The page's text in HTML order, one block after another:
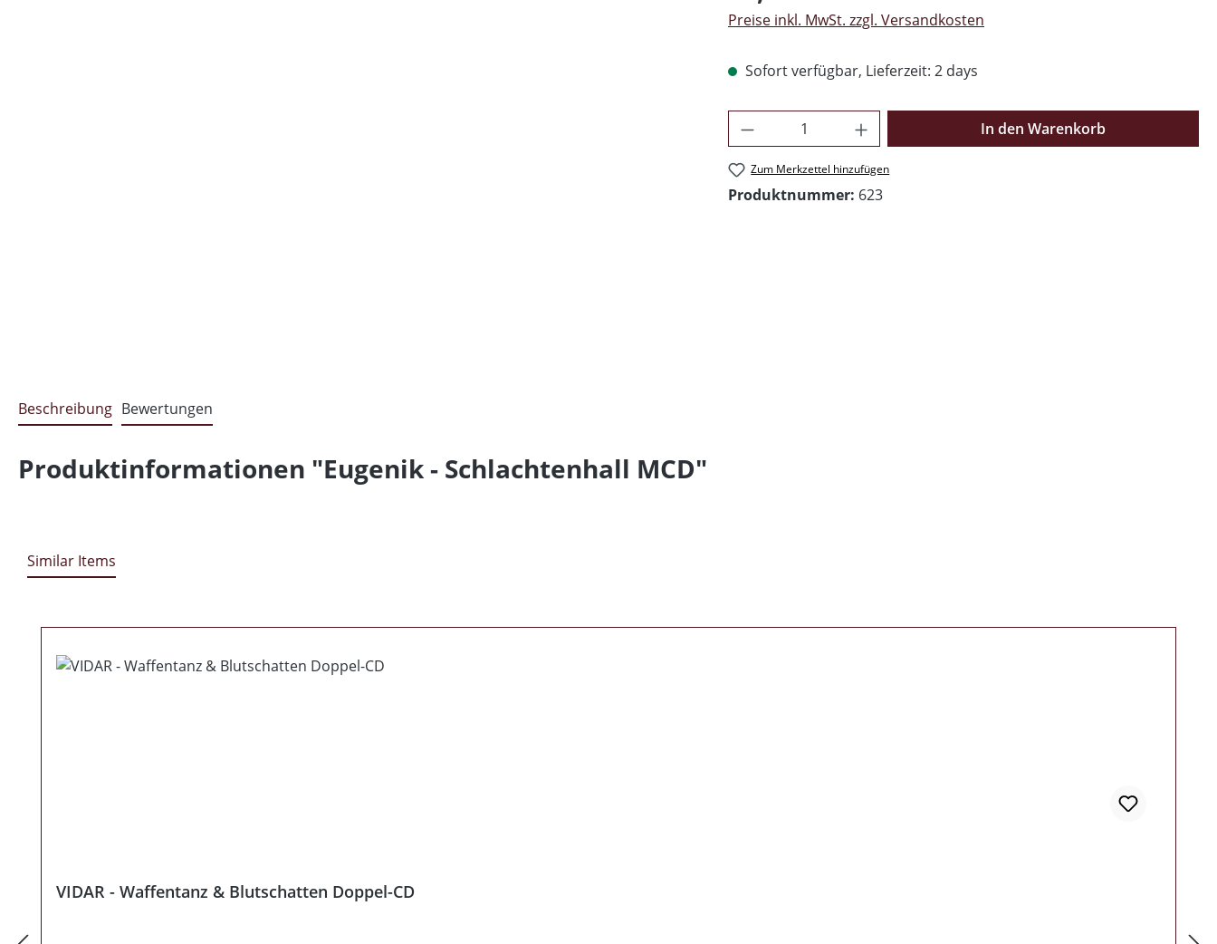
Preise inkl. MwSt. zzgl. Versandkosten
Sofort verfügbar, Lieferzeit: 2 days
Produkt Anzahl: Gib den gewünschten Wert
In den Warenkorb
Zum Merkzettel hinzufügen
Produktnummer: 623
Beschreibung Bewertungen
Produktinformationen "Eugenik - Schlachtenhall MCD"
Similar Items
VIDAR - Waffentanz & Blutschatten Doppel-CD